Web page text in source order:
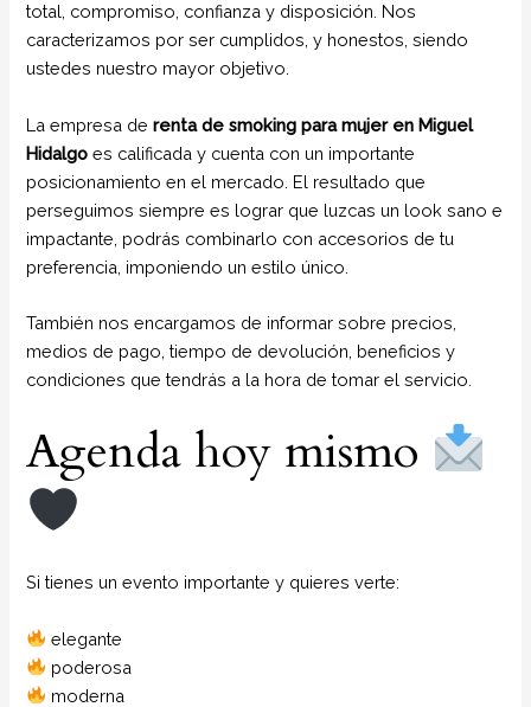
total, compromiso, confianza y disposición. Nos
caracterizamos por ser cumplidos, y honestos, siendo
ustedes nuestro mayor objetivo.
La empresa derenta de smoking para mujer en Miguel
Hidalgo es calificada y cuenta con un importante
posicionamiento en el mercado. El resultado que
perseguimos siempre es lograr que luzcas un look sano e
impactante, podrás combinarlo con accesorios de tu
preferencia, imponiendo un estilo único.
También nos encargamos de informar sobre precios,
medios de pago, tiempo de devolución, beneficios y
condiciones que tendrás a la hora de tomar el servicio.
Agenda hoy mismo
Si tienes un evento importante y quieres verte:
elegante
poderosa
moderna